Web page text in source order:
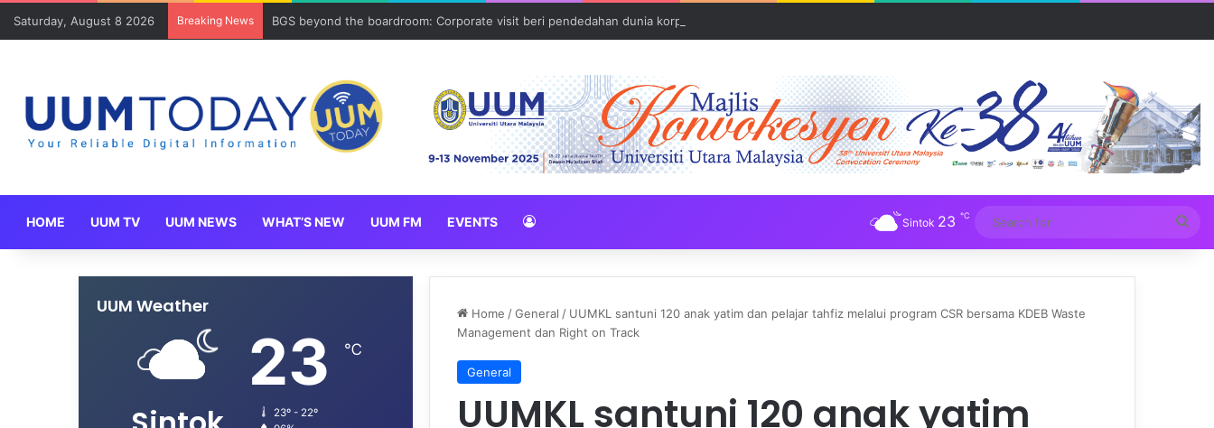
Saturday, August 8 2026 Breaking News BGS beyond the boardroom: Corporate visit beri pendedahan dunia korporat kepada PELAJAR UUM
HOME UUM TV UUM NEWS WHAT’S NEW UUM FM EVENTS Sintok 23 ℃
for
Home /General / UUMKL santuni 120 anak yatim dan pelajar tahfiz melalui program CSR bersama KDEB Waste
Management dan Right on Track
General
UUMKL santuni 120 anak yatim
UUM Weather
23 ℃
23º - 22º